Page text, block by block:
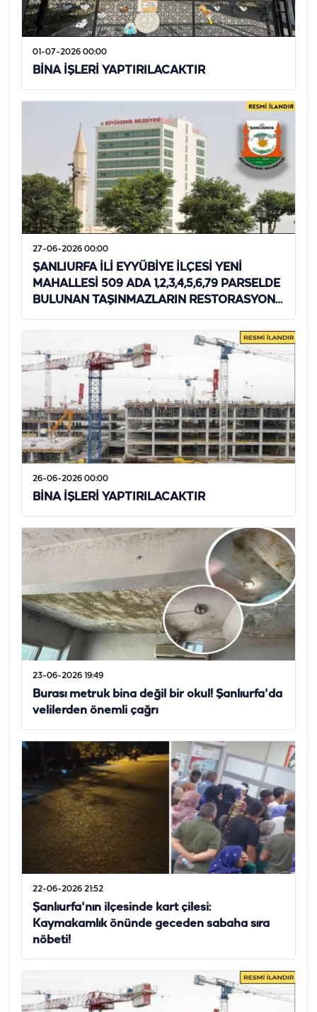
01-07-2026 00:00
BİNA İŞLERİ YAPTIRILACAKTIR
27-06-2026 00:00
ŞANLIURFA İLİ EYYÜBİYE İLÇESİ YENİ
MAHALLESİ 509 ADA 1,2,3,4,5,6,79 PARSELDE
BULUNAN TAŞINMAZLARIN RESTORASYON
UYGULAMA YAPTIRILACAKTIR
26-06-2026 00:00
BİNA İŞLERİ YAPTIRILACAKTIR
23-06-2026 19:49
Burası metruk bina değil bir okul! Şanlıurfa'da
velilerden önemli çağrı
22-06-2026 21:52
Şanlıurfa'nın ilçesinde kart çilesi:
Kaymakamlık önünde geceden sabaha sıra
nöbeti!